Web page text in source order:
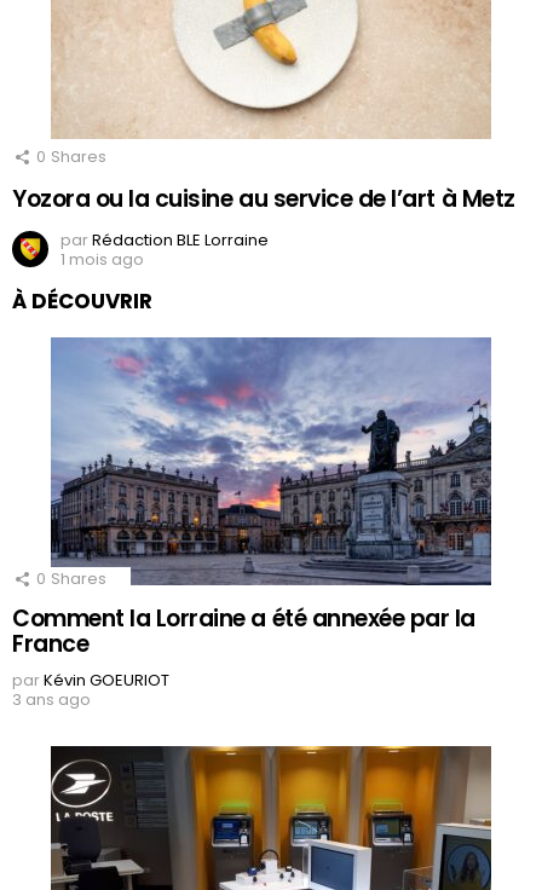
0 Shares
Yozora ou la cuisine au service de l’art à Metz
parRédaction BLE Lorraine
1 mois ago
À DÉCOUVRIR
0 Shares
Comment la Lorraine a été annexée par la
France
parKévin GOEURIOT
3 ans ago